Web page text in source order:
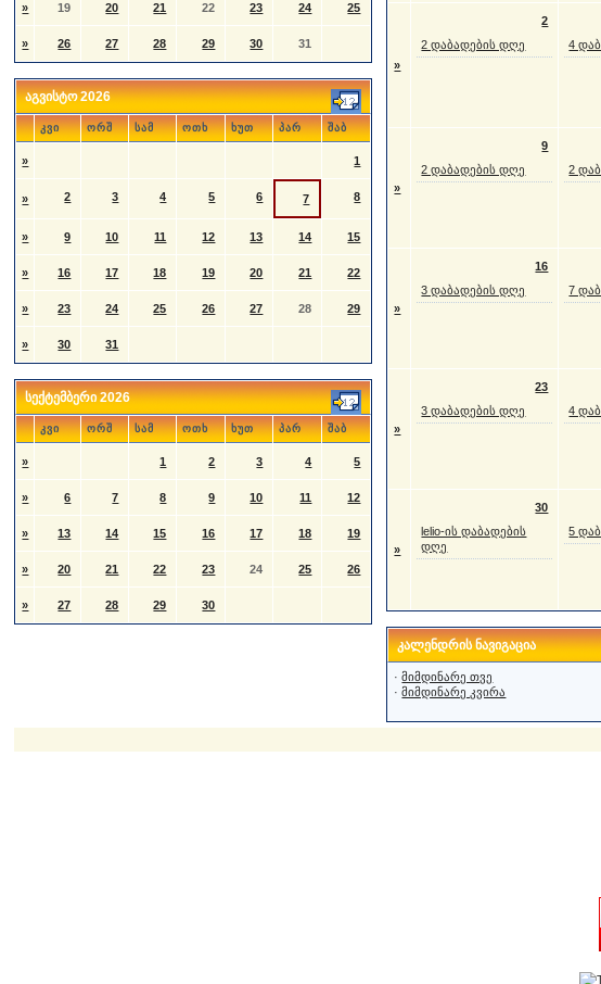
» 19 20 21 22 23 24 25
» 26 27 28 29 30 31
აგვისტო 2026
კვი ორშ სამ ოთხ ხუთ პარ შაბ
» 1
» 2 3 4 5 6 7 8
» 9 10 11 12 13 14 15
» 16 17 18 19 20 21 22
» 23 24 25 26 27 28 29
» 30 31
სექტემბერი 2026
კვი ორშ სამ ოთხ ხუთ პარ შაბ
» 1 2 3 4 5
» 6 7 8 9 10 11 12
» 13 14 15 16 17 18 19
» 20 21 22 23 24 25 26
» 27 28 29 30
»
2
2 დაბადების დღე
4
»
9
2 დაბადების დღე
2
»
16
3 დაბადების დღე
7
»
23
3 დაბადების დღე
4
»
30
lelio-ის დაბადების
დღე
5
კალენდრის ნავიგაცია
·მიმდინარე თვე
·მიმდინარე კვირა